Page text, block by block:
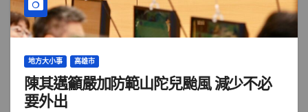
地方大小事 高雄市
陳其邁籲嚴加防範山陀兒颱風 減少不必
要外出